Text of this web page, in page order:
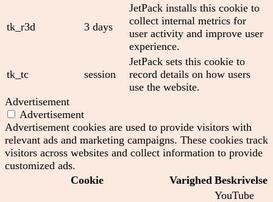
tk_r3d 3 days
JetPack installs this cookie to
collect internal metrics for
user activity and improve user
experience.
tk_tc session
JetPack sets this cookie to
record details on how users
use the website.
Advertisement
Advertisement
Advertisement cookies are used to provide visitors with
relevant ads and marketing campaigns. These cookies track
visitors across websites and collect information to provide
customized ads.
Cookie
Varighed Beskrivelse
YouTube